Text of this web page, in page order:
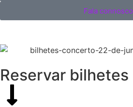
Fala connosco
Reservar bilhetes